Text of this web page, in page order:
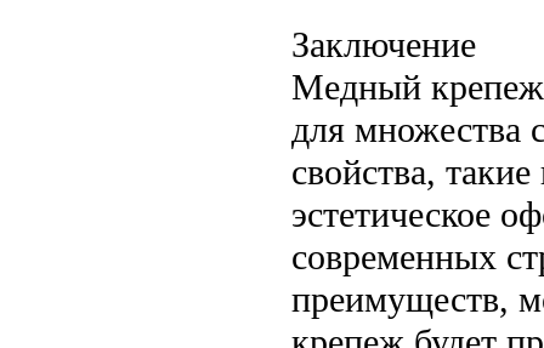
Заключение
Медный крепеж
для множества
свойства,
эстетическое
современных
преимуществ,